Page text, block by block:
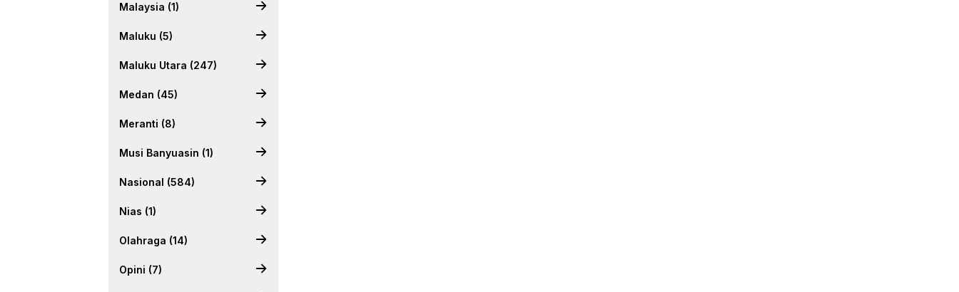
Malaysia (1)
Maluku (5)
Maluku Utara (247)
Medan (45)
Meranti (8)
Musi Banyuasin (1)
Nasional (584)
Nias (1)
Olahraga (14)
Opini (7)